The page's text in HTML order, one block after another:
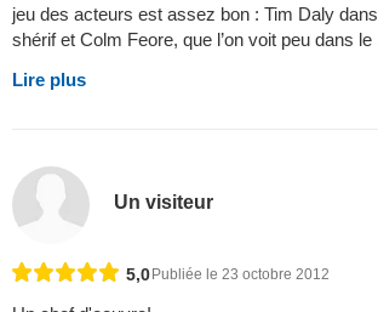
jeu des acteurs est assez bon : Tim Daly
shérif et Colm Feore, que l’on voit peu dans le
Lire plus
Un visiteur
5,0Publiée le 23 octobre 2012